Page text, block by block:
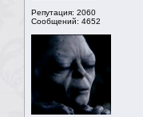
Репутация: 2060
Сообщений: 4652